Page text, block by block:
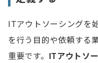
ITアウトソーシングを
を行う目的や依頼する
重要です。 ITアウトソ